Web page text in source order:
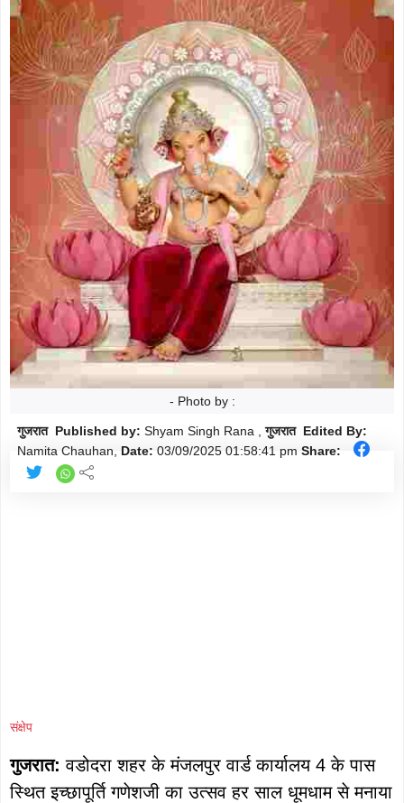
मौसम Follow
शिक्षा Follow
Follow
Follow
राशिफल Follow
क्राइम Follow
खेल/
क्रिकेट
Follow
- Photo by :
गुजरात Published by: Shyam Singh Rana ,
गुजरात Edited By:
Namita Chauhan,
Date: 03/09/2025 01:58:41 pm Share:
संक्षेप
गुजरात:वडोदरा शहर के मंजलपुर वार्ड कार्यालय 4 के पास
स्थित इच्छापूर्ति गणेशजी का उत्सव हर साल धूमधाम से मनाया